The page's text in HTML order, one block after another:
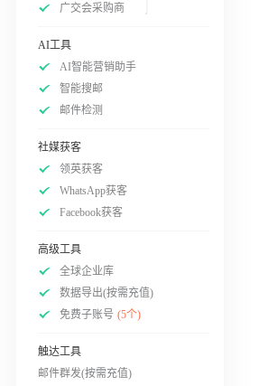
广交会采购商
AI工具
AI智能营销助手
智能搜邮
邮件检测
社媒获客
领英获客
WhatsApp获客
Facebook获客
高级工具
全球企业库
数据导出(按需充值)
免费子账号 (5个)
触达工具
邮件群发(按需充值)